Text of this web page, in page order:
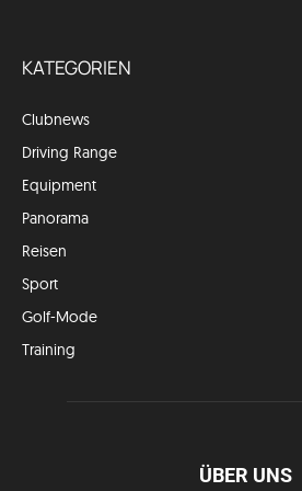
KATEGORIEN
Clubnews
Driving Range
Equipment
Panorama
Reisen
Sport
Golf-Mode
Training
ÜBER UNS